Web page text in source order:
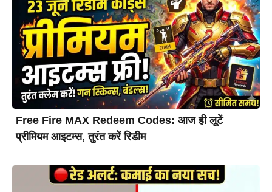
Free Fire MAX Redeem Codes: आज ही लूटें
प्रीमियम आइटम्स, तुरंत करें रिडीम